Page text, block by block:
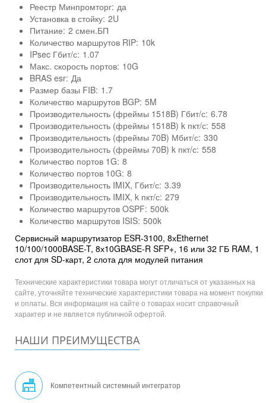
Реестр Минпромторг: да
Установка в стойку: 2U
Питание: 2 смен.БП
Количество маршрутов RIP: 10k
IPsec Гбит/с: 1.07
Макс. скорость портов: 10G
BRAS esr: Да
Размер базы FIB: 1.7
Количество маршрутов BGP: 5M
Производительность (фреймы 1518B) Гбит/с: 6.78
Производительность (фреймы 1518B) k пкт/с: 558
Производительность (фреймы 70B) Мбит/с: 330
Производительность (фреймы 70B) k пкт/с: 558
Количество портов 1G: 8
Количество портов 10G: 8
Производительность IMIX, Гбит/с: 3.39
Производительность IMIX, k пкт/с: 279
Количество маршрутов OSPF: 500k
Количество маршрутов ISIS: 500k
Сервисный маршрутизатор ESR-3100, 8хEthernet
10/100/1000BASE-T, 8х10GBASE-R SFP+, 16 или 32 ГБ RAM, 1
слот для SD-карт, 2 слота для модулей питания
Технические характеристики товара могут отличаться от указанных на
сайте, уточняйте технические характеристики товара на момент покупки
и оплаты. Вся информация на сайте о товарах носит справочный
характер и не является публичной офертой.
НАШИ ПРЕИМУЩЕСТВА
Компетентный системный интегратор